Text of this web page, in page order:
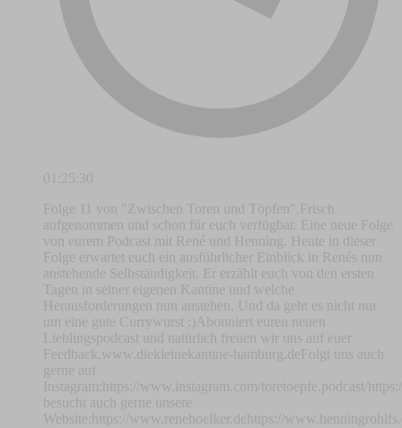
01:25:30
Folge 11 von "Zwischen Toren und Töpfen".Frisch
aufgenommen und schon für euch verfügbar. Eine neue Folge
von eurem Podcast mit René und Henning. Heute in dieser
Folge erwartet euch ein ausführlicher Einblick in Renés nun
anstehende Selbständigkeit. Er erzählt euch von den ersten
Tagen in seiner eigenen Kantine und welche
Herausforderungen nun anstehen. Und da geht es nicht nur
um eine gute Currywurst ;)Abonniert euren neuen
Lieblingspodcast und natürlich freuen wir uns auf euer
Feedback.www.diekleinekantine-hamburg.deFolgt uns auch
gerne auf
Instagram:https://www.instagram.com/toretoepfe.podcast/
besucht auch gerne unsere
Website:https://www.renehoelker.dehttps://